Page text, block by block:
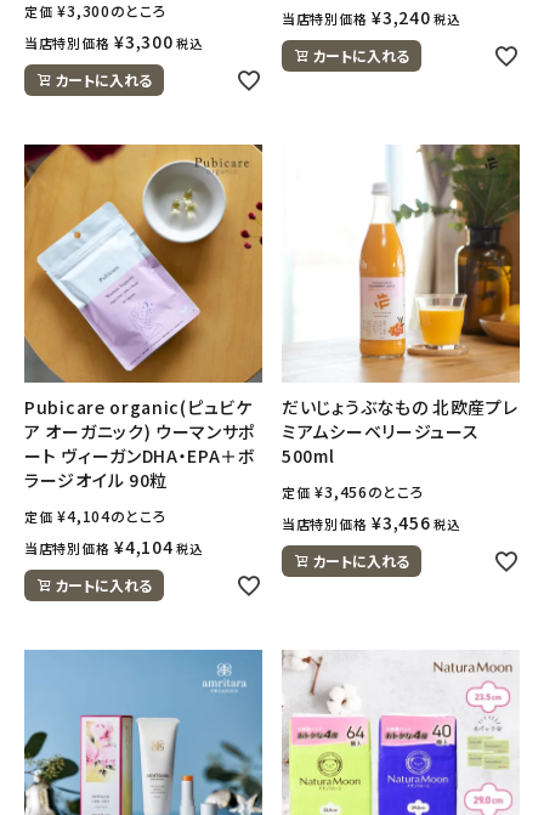
定価 ¥3,300のところ
当店特別価格 ¥3,300 税込
カートに入れる
当店特別価格 ¥3,240 税込
カートに入れる
Pubicare organic(ピュビケ
ア オーガニック) ウーマンサポ
ート ヴィーガンDHA・EPA＋ボ
ラージオイル 90粒
定価 ¥4,104のところ
当店特別価格 ¥4,104 税込
カートに入れる
だいじょうぶなもの 北欧産プレ
ミアムシーベリージュース
500ml
定価 ¥3,456のところ
当店特別価格 ¥3,456 税込
カートに入れる